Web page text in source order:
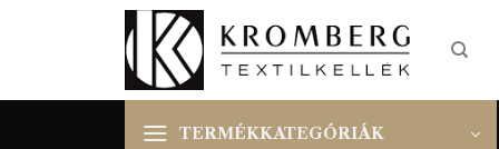
TERMÉKKATEGÓRIÁK